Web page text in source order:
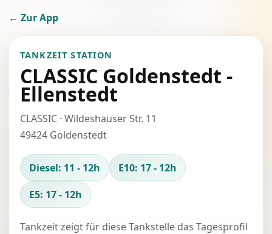
← Zur App
TANKZEIT STATION
CLASSIC Goldenstedt -
Ellenstedt
CLASSIC · Wildeshauser Str. 11
49424 Goldenstedt
Diesel: 11 - 12h
E10: 17 - 12h
E5: 17 - 12h
Tankzeit zeigt für diese Tankstelle das Tagesprofil